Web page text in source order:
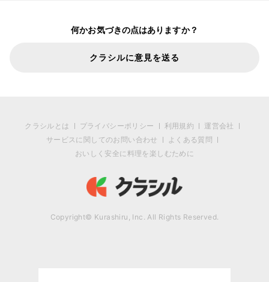
何かお気づきの点はありますか？
クラシルに意見を送る
クラシルとは プライバシーポリシー 利用規約
運営会社
サービスに関してのお問い合わせ
よくある質問
おいしく安全に料理を楽しむために
Copyright© Kurashiru, Inc. All Rights Reserved.